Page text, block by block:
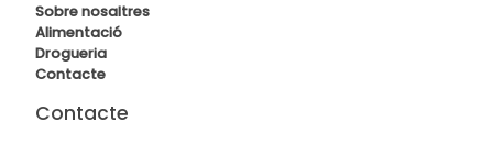
Sobre nosaltres
Alimentació
Drogueria
Contacte
Contacte